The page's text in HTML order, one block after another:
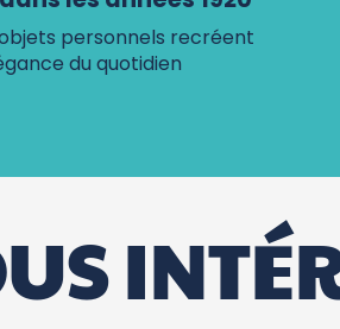
personnels recréent
du quotidien